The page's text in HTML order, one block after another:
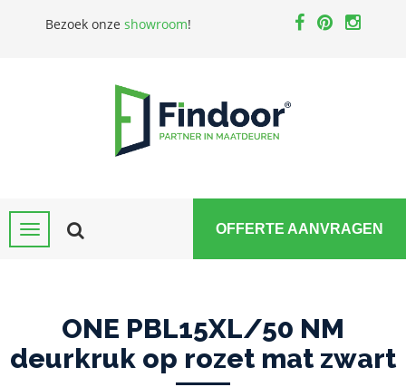
Bezoek onze showroom!
OFFERTE AANVRAGEN
ONE PBL15XL/50 NM
deurkruk op rozet mat zwart